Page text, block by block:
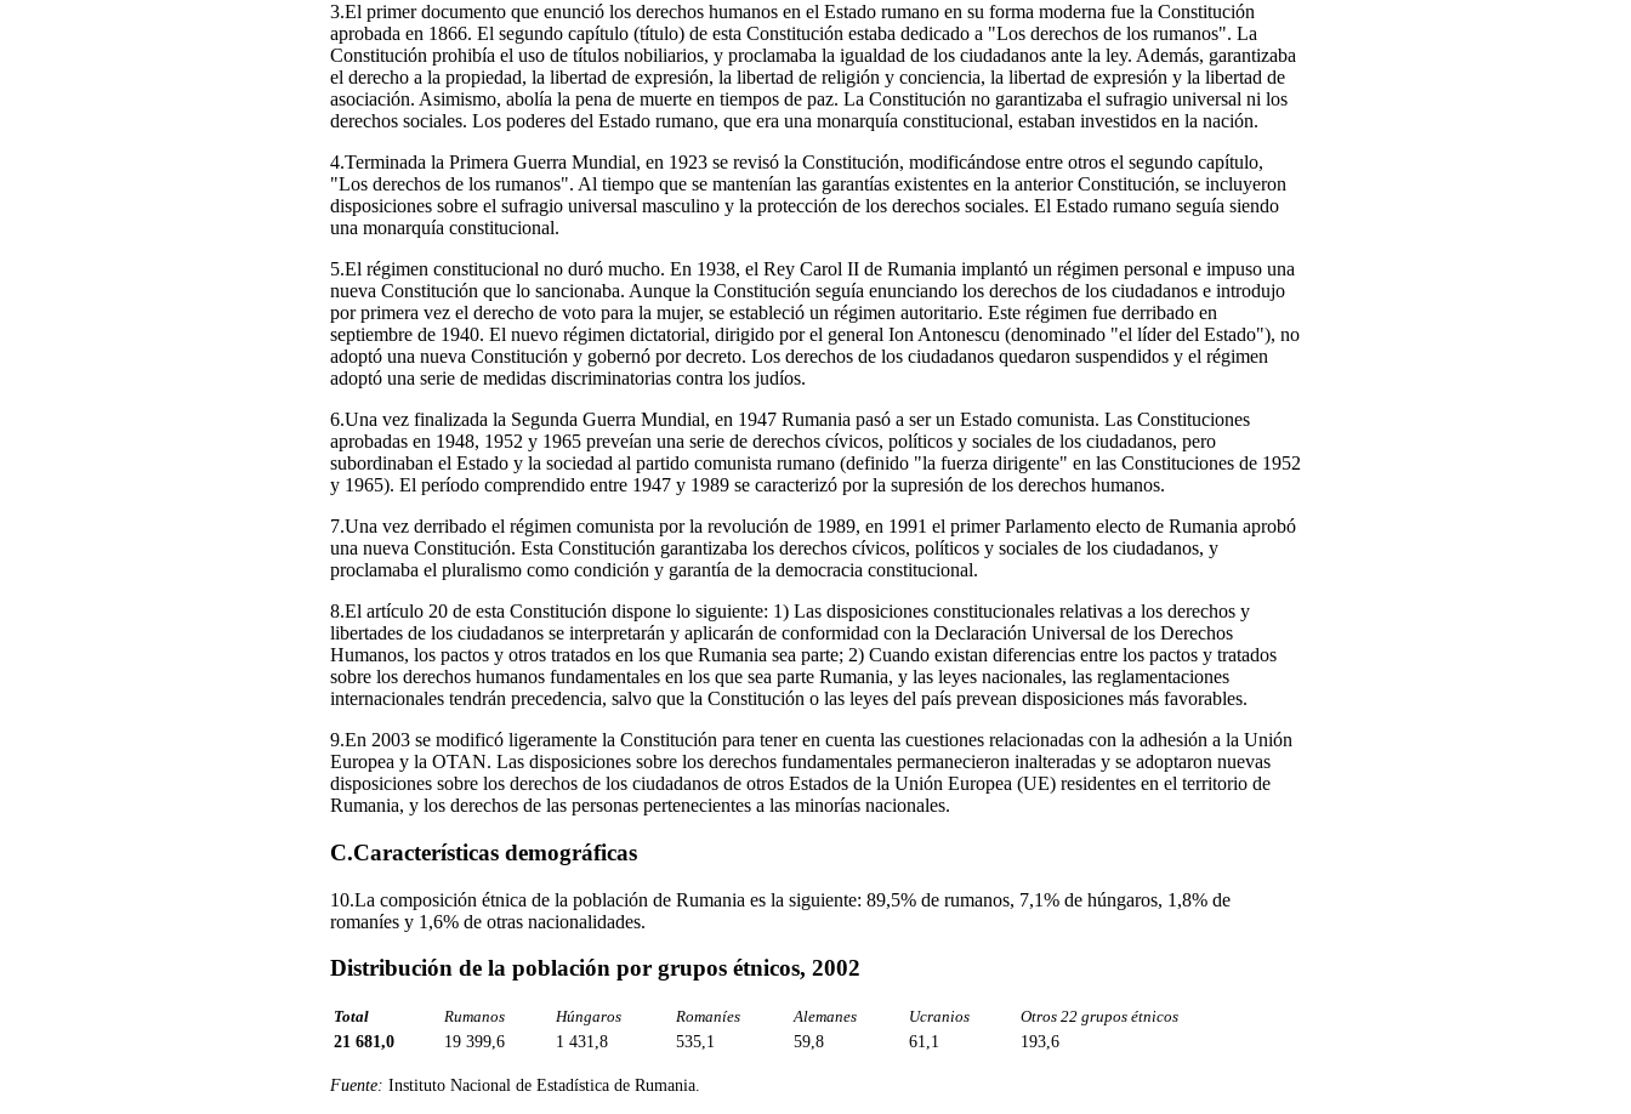
3.El primer documento que enunció los derechos humanos en el Estado rumano en su forma moderna fue la Constitución
aprobada en 1866. El segundo capítulo (título) de esta Constitución estaba dedicado a "Los derechos de los rumanos". La
Constitución prohibía el uso de títulos nobiliarios, y proclamaba la igualdad de los ciudadanos ante la ley. Además, garantizaba
el derecho a la propiedad, la libertad de expresión, la libertad de religión y conciencia, la libertad de expresión y la libertad de
asociación. Asimismo, abolía la pena de muerte en tiempos de paz. La Constitución no garantizaba el sufragio universal ni los
derechos sociales. Los poderes del Estado rumano, que era una monarquía constitucional, estaban investidos en la nación.
4.Terminada la Primera Guerra Mundial, en 1923 se revisó la Constitución, modificándose entre otros el segundo capítulo,
"Los derechos de los rumanos". Al tiempo que se mantenían las garantías existentes en la anterior Constitución, se incluyeron
disposiciones sobre el sufragio universal masculino y la protección de los derechos sociales. El Estado rumano seguía siendo
una monarquía constitucional.
5.El régimen constitucional no duró mucho. En 1938, el Rey Carol II de Rumania implantó un régimen personal e impuso una
nueva Constitución que lo sancionaba. Aunque la Constitución seguía enunciando los derechos de los ciudadanos e introdujo
por primera vez el derecho de voto para la mujer, se estableció un régimen autoritario. Este régimen fue derribado en
septiembre de 1940. El nuevo régimen dictatorial, dirigido por el general Ion Antonescu (denominado "el líder del Estado"), no
adoptó una nueva Constitución y gobernó por decreto. Los derechos de los ciudadanos quedaron suspendidos y el régimen
adoptó una serie de medidas discriminatorias contra los judíos.
6.Una vez finalizada la Segunda Guerra Mundial, en 1947 Rumania pasó a ser un Estado comunista. Las Constituciones
aprobadas en 1948, 1952 y 1965 preveían una serie de derechos cívicos, políticos y sociales de los ciudadanos, pero
subordinaban el Estado y la sociedad al partido comunista rumano (definido "la fuerza dirigente" en las Constituciones de 1952
y 1965). El período comprendido entre 1947 y 1989 se caracterizó por la supresión de los derechos humanos.
7.Una vez derribado el régimen comunista por la revolución de 1989, en 1991 el primer Parlamento electo de Rumania aprobó
una nueva Constitución. Esta Constitución garantizaba los derechos cívicos, políticos y sociales de los ciudadanos, y
proclamaba el pluralismo como condición y garantía de la democracia constitucional.
8.El artículo 20 de esta Constitución dispone lo siguiente: 1) Las disposiciones constitucionales relativas a los derechos y
libertades de los ciudadanos se interpretarán y aplicarán de conformidad con la Declaración Universal de los Derechos
Humanos, los pactos y otros tratados en los que Rumania sea parte; 2) Cuando existan diferencias entre los pactos y tratados
sobre los derechos humanos fundamentales en los que sea parte Rumania, y las leyes nacionales, las reglamentaciones
internacionales tendrán precedencia, salvo que la Constitución o las leyes del país prevean disposiciones más favorables.
9.En 2003 se modificó ligeramente la Constitución para tener en cuenta las cuestiones relacionadas con la adhesión a la Unión
Europea y la OTAN. Las disposiciones sobre los derechos fundamentales permanecieron inalteradas y se adoptaron nuevas
disposiciones sobre los derechos de los ciudadanos de otros Estados de la Unión Europea (UE) residentes en el territorio de
Rumania, y los derechos de las personas pertenecientes a las minorías nacionales.
C.Características demográficas
10.La composición étnica de la población de Rumania es la siguiente: 89,5% de rumanos, 7,1% de húngaros, 1,8% de
romaníes y 1,6% de otras nacionalidades.
Distribución de la población por grupos étnicos, 2002
Total Rumanos Húngaros Romaníes Alemanes Ucranios Otros 22 grupos étnicos
21 681,0 19 399,6 1 431,8 535,1 59,8 61,1 193,6
Fuente: Instituto Nacional de Estadística de Rumania.